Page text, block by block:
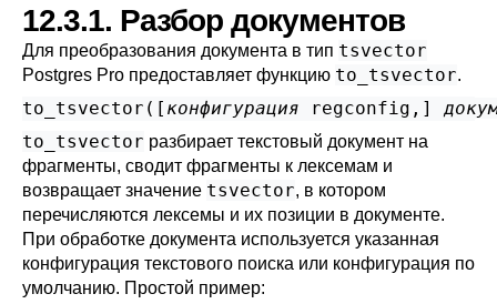
12.3.1. Разбор документов
Для преобразования документа в тип tsvector
Postgres Pro предоставляет функцию to_tsvector.
to_tsvector([ конфигурация regconfig , ]
to_tsvector разбирает текстовый документ на
фрагменты, сводит фрагменты к лексемам и
возвращает значение tsvector, в котором
перечисляются лексемы и их позиции в документе.
При обработке документа используется указанная
конфигурация текстового поиска или конфигурация по
умолчанию. Простой пример: